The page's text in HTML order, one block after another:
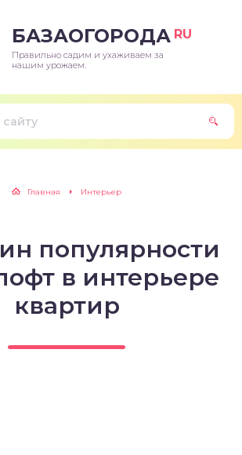
БАЗАОГОРОДА RU
Правильно садим и ухаживаем за
нашим урожаем.
Главная Интерьер
популярности
в интерьере
квартир